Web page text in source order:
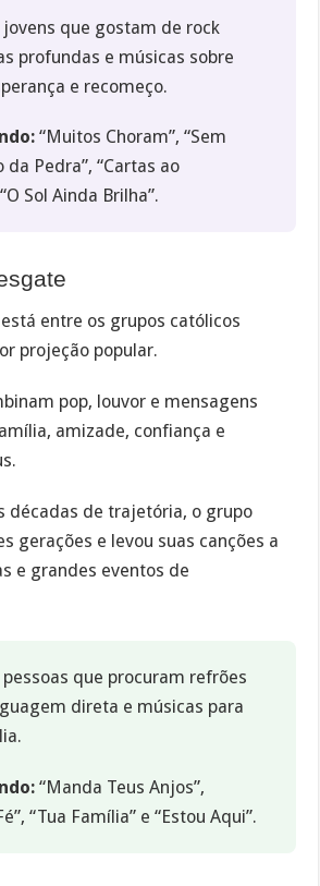
jovens que gostam de rock
profundas e músicas sobre
e recomeço.
“Muitos Choram”, “Sem
da Pedra”, “Cartas ao
Sol Ainda Brilha”.
entre os grupos católicos
projeção popular.
pop, louvor e mensagens
amizade, confiança e
décadas de trajetória, o grupo
gerações e levou suas canções a
e grandes eventos de
pessoas que procuram refrões
direta e músicas para
“Manda Teus Anjos”,
“Tua Família” e “Estou Aqui”.